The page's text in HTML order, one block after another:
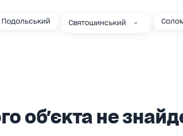
Подольський Святошинський
об'єкта не